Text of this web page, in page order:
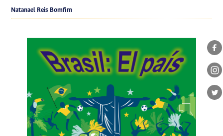
Natanael Reis Bomfim